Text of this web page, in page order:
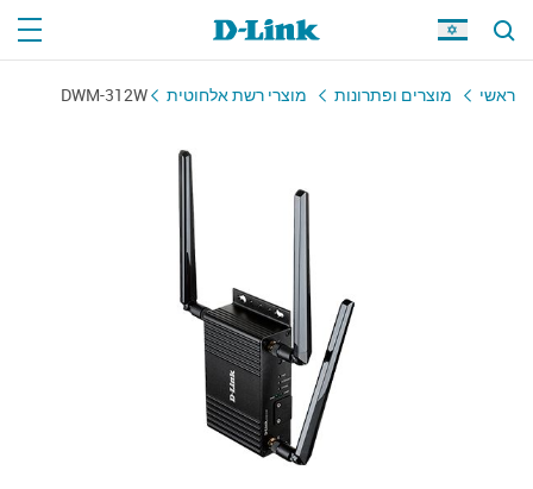
ראשי מוצרים ופתרונות מוצרי רשת אלחוטית DWM-312W